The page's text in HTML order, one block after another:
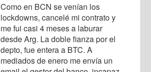
Como en BCN se venían los
lockdowns, cancelé mi contrato y
me fui casi 4 meses a laburar
desde Arg. La doble fianza por el
depto, fue entera a BTC. A
mediados de enero me envía un